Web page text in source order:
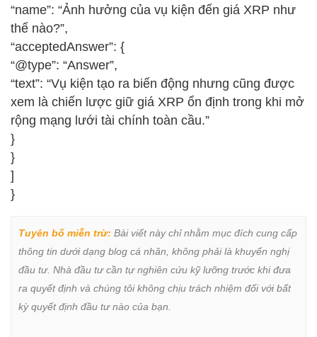
“name”: “Ảnh hưởng của vụ kiện đến giá XRP như
thế nào?”,
“acceptedAnswer”: {
“@type”: “Answer”,
“text”: “Vụ kiện tạo ra biến động nhưng cũng được
xem là chiến lược giữ giá XRP ổn định trong khi mở
rộng mạng lưới tài chính toàn cầu.”
}
}
]
}
Tuyên bố miễn trừ: Bài viết này chỉ nhằm mục đích cung cấp
thông tin dưới dạng blog cá nhân, không phải là khuyến nghị
đầu tư. Nhà đầu tư cần tự nghiên cứu kỹ lưỡng trước khi đưa
ra quyết định và chúng tôi không chịu trách nhiệm đối với bất
kỳ quyết định đầu tư nào của bạn.